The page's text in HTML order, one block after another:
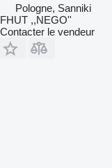
Pologne, Sanniki
FHUT ,,NEGO''
Contacter le vendeur